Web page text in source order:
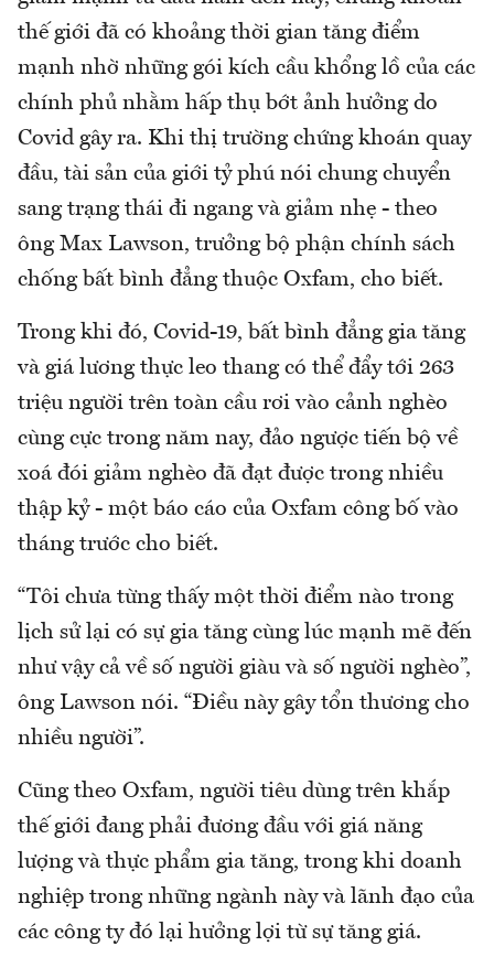
thế giới đã có khoảng thời gian tăng điểm
mạnh nhờ những gói kích cầu khổng lồ của các
chính phủ nhằm hấp thụ bớt ảnh hưởng do
Covid gây ra. Khi thị trường chứng khoán quay
đầu, tài sản của giới tỷ phú nói chung chuyển
sang trạng thái đi ngang và giảm nhẹ - theo
ông Max Lawson, trưởng bộ phận chính sách
chống bất bình đẳng thuộc Oxfam, cho biết.
Trong khi đó, Covid-19, bất bình đẳng gia tăng
và giá lương thực leo thang có thể đẩy tới 263
triệu người trên toàn cầu rơi vào cảnh nghèo
cùng cực trong năm nay, đảo ngược tiến bộ về
xoá đói giảm nghèo đã đạt được trong nhiều
thập kỷ - một báo cáo của Oxfam công bố vào
tháng trước cho biết.
“Tôi chưa từng thấy một thời điểm nào trong
lịch sử lại có sự gia tăng cùng lúc mạnh mẽ đến
như vậy cả về số người giàu và số người nghèo”,
ông Lawson nói. “Điều này gây tổn thương cho
nhiều người”.
Cũng theo Oxfam, người tiêu dùng trên khắp
thế giới đang phải đương đầu với giá năng
lượng và thực phẩm gia tăng, trong khi doanh
nghiệp trong những ngành này và lãnh đạo của
các công ty đó lại hưởng lợi từ sự tăng giá.